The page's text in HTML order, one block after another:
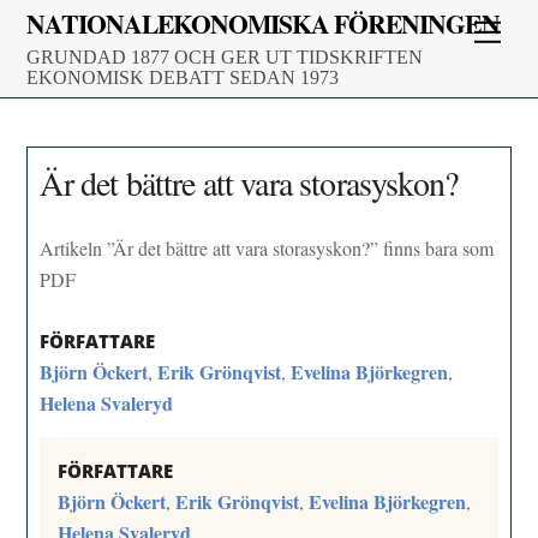
Skip
content
NATIONALEKONOMISKA FÖRENINGEN
GRUNDAD 1877 OCH GER UT TIDSKRIFTEN
EKONOMISK DEBATT SEDAN 1973
Är det bättre att vara storasyskon?
Artikeln ”Är det bättre att vara storasyskon?” finns bara som
PDF
FÖRFATTARE
Björn Öckert,Erik Grönqvist,Evelina Björkegren,
Helena Svaleryd
FÖRFATTARE
Björn Öckert,Erik Grönqvist,Evelina Björkegren,